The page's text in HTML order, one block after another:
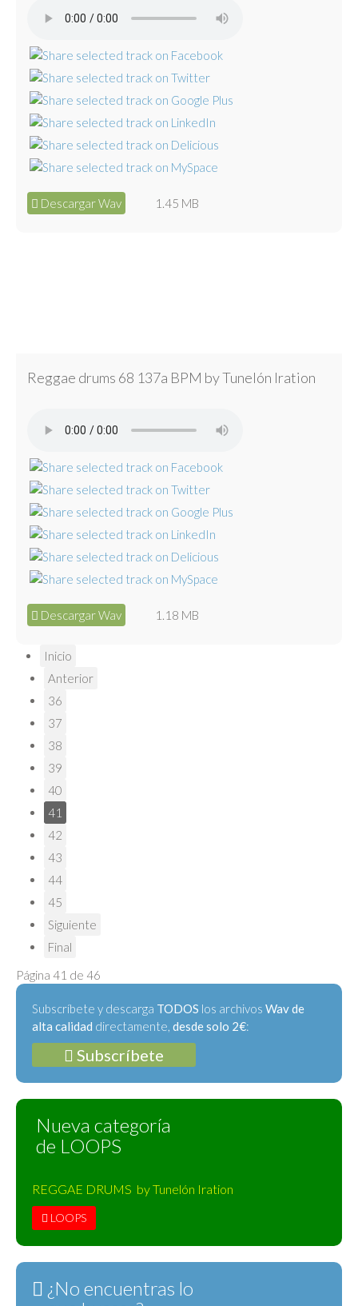
Descargar Wav 1.45 MB
Reggae drums 68 137a BPM by Tunelón Iration
Descargar Wav 1.18 MB
Inicio
Anterior
36
37
38
39
40
41
42
43
44
45
Siguiente
Final
Página 41 de 46
Subscríbete y descarga TODOS los archivos Wav de
alta calidad directamente, desde solo 2€:
Subscríbete
Nueva categoría
de LOOPS
REGGAE DRUMS by Tunelón Iration
LOOPS
¿No encuentras lo